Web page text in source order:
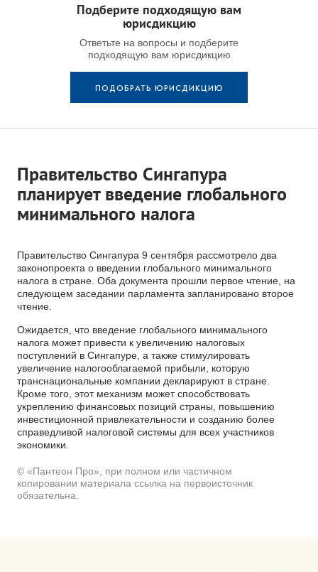
Подберите подходящую вам
юрисдикцию
Ответьте на вопросы и подберите
подходящую вам юрисдикцию
ПОДОБРАТЬ ЮРИСДИКЦИЮ
Правительство Сингапура
планирует введение глобального
минимального налога
Правительство Сингапура 9 сентября рассмотрело два
законопроекта о введении глобального минимального
налога в стране. Оба документа прошли первое чтение, на
следующем заседании парламента запланировано второе
чтение.
Ожидается, что введение глобального минимального
налога может привести к увеличению налоговых
поступлений в Сингапуре, а также стимулировать
увеличение налогооблагаемой прибыли, которую
транснациональные компании декларируют в стране.
Кроме того, этот механизм может способствовать
укреплению финансовых позиций страны, повышению
инвестиционной привлекательности и созданию более
справедливой налоговой системы для всех участников
экономики.
© «Пантеон Про», при полном или частичном
копировании материала ссылка на первоисточник
обязательна.